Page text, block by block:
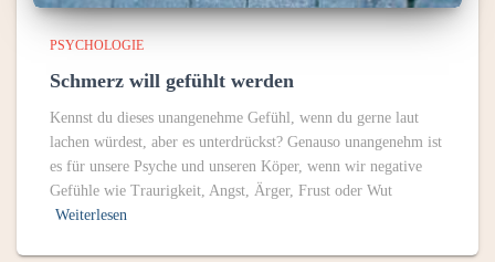
PSYCHOLOGIE
Schmerz will gefühlt werden
Kennst du dieses unangenehme Gefühl, wenn du gerne laut
lachen würdest, aber es unterdrückst? Genauso unangenehm ist
es für unsere Psyche und unseren Köper, wenn wir negative
Gefühle wie Traurigkeit, Angst, Ärger, Frust oder Wut
Weiterlesen